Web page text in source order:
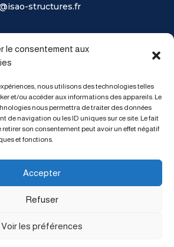
le consentement aux
nous utilisons des technologies telles
et/ou accéder aux informations des appareils. Le
nous permettra de traiter des données
de navigation ou les ID uniques sur ce site. Le fait
retirer son consentement peut avoir un effet négatif
et fonctions.
Accepter
Refuser
Voir les préférences
structures.fr
légales